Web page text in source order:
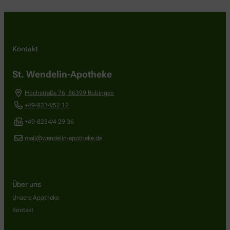
Kontakt
St. Wendelin-Apotheke
Hochstraße 76, 86399 Bobingen
+49-8234/52 12
+49-8234/4 29 36
mail@wendelin-apotheke.de
Über uns
Unsere Apotheke
Kontakt